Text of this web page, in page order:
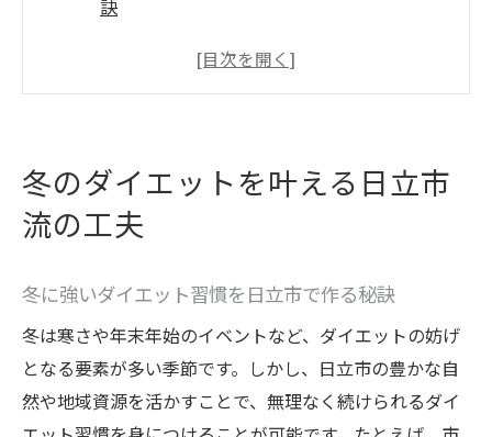
訣
ダイエット成功へ導く冬の食事法と注意点
持術
日立市で注目のダイエットサロン活用法
健康ダイエットを冬に始める最適なタイミ
ング
美を意識した日立市女性の冬ダイエット生
活
冬のダイエットを叶える日立市
流の工夫
冬に強いダイエット習慣を日立市で作る秘訣
冬は寒さや年末年始のイベントなど、ダイエットの妨げ
となる要素が多い季節です。しかし、日立市の豊かな自
然や地域資源を活かすことで、無理なく続けられるダイ